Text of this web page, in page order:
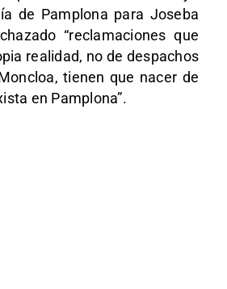
de Pamplona para Joseba
“reclamaciones que
realidad, no de despachos
tienen que nacer de
en Pamplona”.